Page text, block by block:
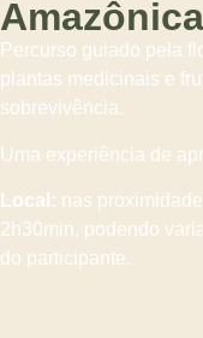
Amazônica
Percurso guiado pela
plantas medicinais e
sobrevivência.
Uma experiência de
Local: nas
2h30min, podendo
do participante.